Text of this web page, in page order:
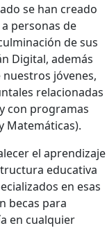
se han creado
personas de
de sus
Digital, además
jóvenes,
relacionadas
con programas
Matemáticas).
el aprendizaje
educativa
en esas
becas para
en cualquier